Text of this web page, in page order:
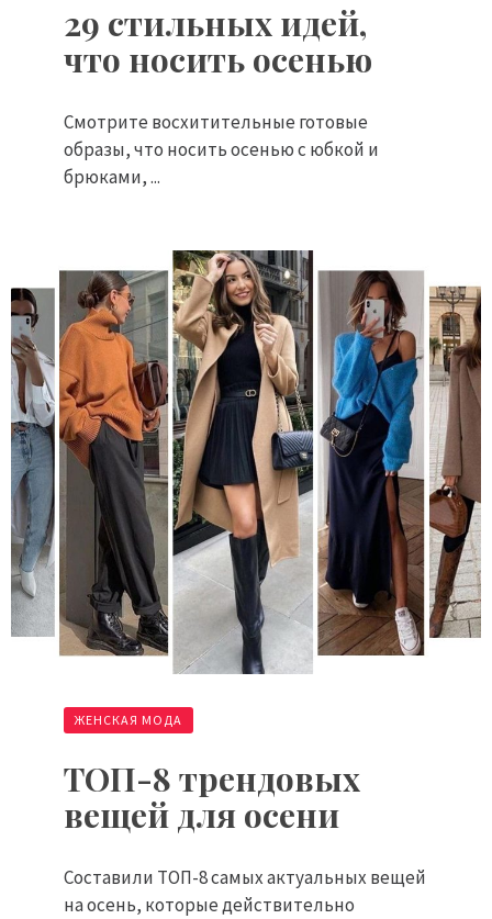
29 стильных идей,
что носить осенью
Смотрите восхитительные готовые
образы, что носить осенью с юбкой и
брюками, ...
ЖЕНСКАЯ МОДА
ТОП-8 трендовых
вещей для осени
Составили ТОП-8 самых актуальных вещей
на осень, которые действительно